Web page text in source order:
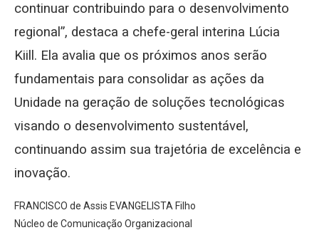
continuar contribuindo para o desenvolvimento
regional”, destaca a chefe-geral interina Lúcia
Kiill. Ela avalia que os próximos anos serão
fundamentais para consolidar as ações da
Unidade na geração de soluções tecnológicas
visando o desenvolvimento sustentável,
continuando assim sua trajetória de excelência e
inovação.
FRANCISCO de Assis EVANGELISTA Filho
Núcleo de Comunicação Organizacional